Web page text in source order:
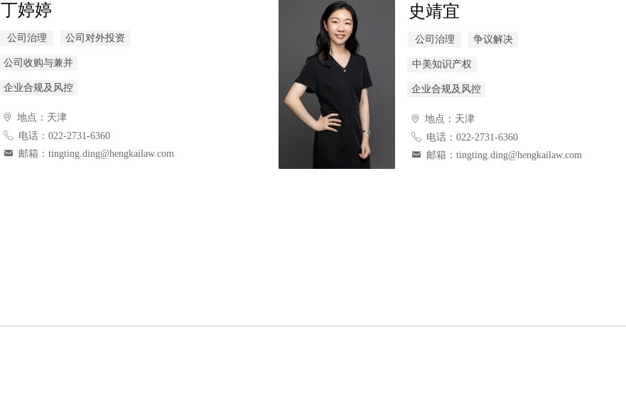
丁婷婷
公司治理 公司对外投资
公司收购与兼并
企业合规及风控
ꄹ 地点：天津
ꂅ 电话：022-2731-6360
낂 邮箱：tingting.ding@hengkailaw.com
史靖宜
公司治理 争议解决
中美知识产权
企业合规及风控
ꄹ 地点：天津
ꂅ 电话：022-2731-6360
낂 邮箱：tingting.ding@hengkailaw.com